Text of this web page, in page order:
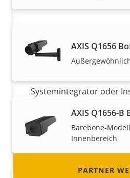
AXIS Q1656
AXIS Q1656-B
Barebone-
Innenbereich
Partner werden
Systemintegrator oder
ansässig. Erfahren Sie,
werden
PARTNER